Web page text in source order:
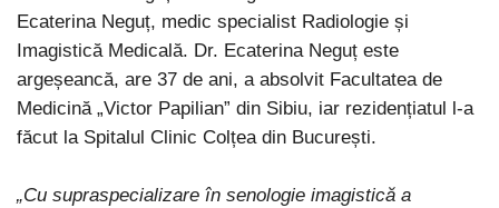
Ecaterina Neguț, medic specialist Radiologie și
Imagistică Medicală. Dr. Ecaterina Neguț este
argeșeancă, are 37 de ani, a absolvit Facultatea de
Medicină „Victor Papilian” din Sibiu, iar rezidențiatul l-a
făcut la Spitalul Clinic Colțea din București.
„Cu supraspecializare în senologie imagistică a